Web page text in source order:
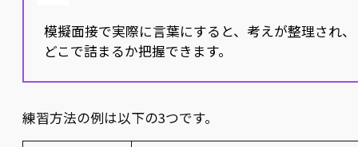
模擬面接で実際に言葉にすると、考えが整理され、
どこで詰まるか把握できます。
練習方法の例は以下の3つです。